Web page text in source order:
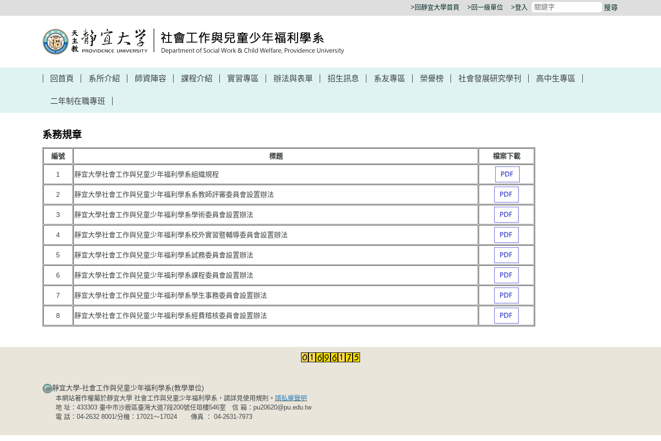
到
區
>回靜宜大學首頁 >回一級單位 >登入 搜尋
回首頁 系所介紹 師資陣容 課程介紹 實習專區 辦法與表單 招生訊息 系友專區 榮譽榜 社會發展研究學刊 高中生專區
二年制在職專班
系務規章
編號 標題 檔案下載
1 靜宜大學社會工作與兒童少年福利學系組織規程
2 靜宜大學社會工作與兒童少年福利學系系教師評審委員會設置辦法
3 靜宜大學社會工作與兒童少年福利學系學術委員會設置辦法
4 靜宜大學社會工作與兒童少年福利學系校外實習暨輔導委員會設置辦法
5 靜宜大學社會工作與兒童少年福利學系試務委員會設置辦法
6 靜宜大學社會工作與兒童少年福利學系課程委員會設置辦法
7 靜宜大學社會工作與兒童少年福利學系學生事務委員會設置辦法
8 靜宜大學社會工作與兒童少年福利學系經費稽核委員會設置辦法
靜宜大學-社會工作與兒童少年福利學系(教學單位)​​​​​
本網站著作權屬於靜宜大學 社會工作與兒童少年福利學系，請詳見使用規則。 隱私權聲明
地 址：433303 臺中市沙鹿區臺灣大道7段200號任垣樓546室 信 箱： pu20620@pu.edu.tw
電 話：04-2632 8001/分機：17021～17024 傳真 ： 04-2631-7973